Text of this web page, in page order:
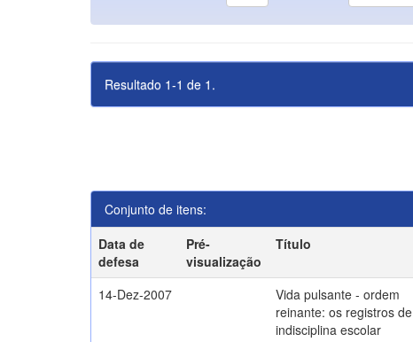
Resultado 1-1 de 1.
Conjunto de itens:
Data de
defesa
Pré-
visualização
Título
14-Dez-2007
Vida pulsante - ordem
reinante: os registros de
indisciplina escolar